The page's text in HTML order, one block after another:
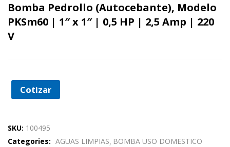
Bomba Pedrollo (Autocebante), Modelo
PKSm60 | 1″ x 1″ | 0,5 HP | 2,5 Amp | 220
V
Cotizar
SKU: 100495
Categories: AGUAS LIMPIAS BOMBA USO DOMESTICO